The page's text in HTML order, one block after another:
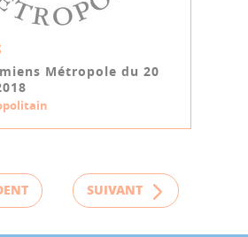
Métropole du 20
SUIVANT